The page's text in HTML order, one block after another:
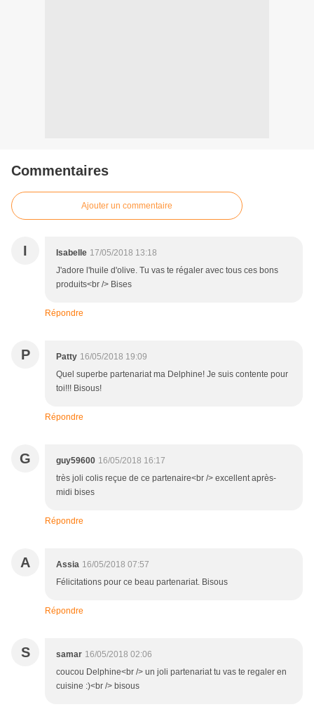
Commentaires
Ajouter un commentaire
I Isabelle 17/05/2018 13:18
J'adore l'huile d'olive. Tu vas te régaler avec tous ces bons
produits<br /> Bises
Répondre
P Patty 16/05/2018 19:09
Quel superbe partenariat ma Delphine! Je suis contente pour
toi!!! Bisous!
Répondre
G guy59600 16/05/2018 16:17
très joli colis reçue de ce partenaire<br /> excellent après-
midi bises
Répondre
A Assia 16/05/2018 07:57
Félicitations pour ce beau partenariat. Bisous
Répondre
S samar 16/05/2018 02:06
coucou Delphine<br /> un joli partenariat tu vas te regaler en
cuisine :)<br /> bisous